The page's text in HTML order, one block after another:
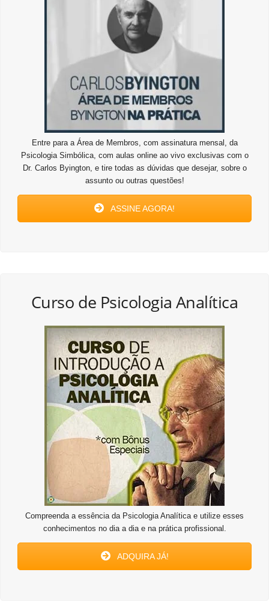
Entre para a Área de Membros, com assinatura mensal, da
Psicologia Simbólica, com aulas online ao vivo exclusivas com o
Dr. Carlos Byington, e tire todas as dúvidas que desejar, sobre o
assunto ou outras questões!
ASSINE AGORA!
Curso de Psicologia Analítica
Compreenda a essência da Psicologia Analítica e utilize esses
conhecimentos no dia a dia e na prática profissional.
ADQUIRA JÁ!